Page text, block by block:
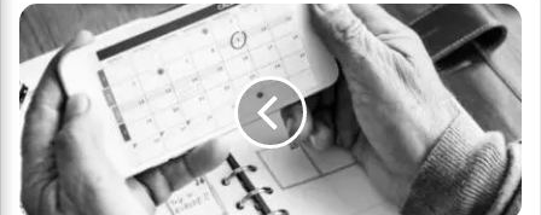
Rückblick
-
Das
war
das
Jahr
2022:
Wahnsinnig